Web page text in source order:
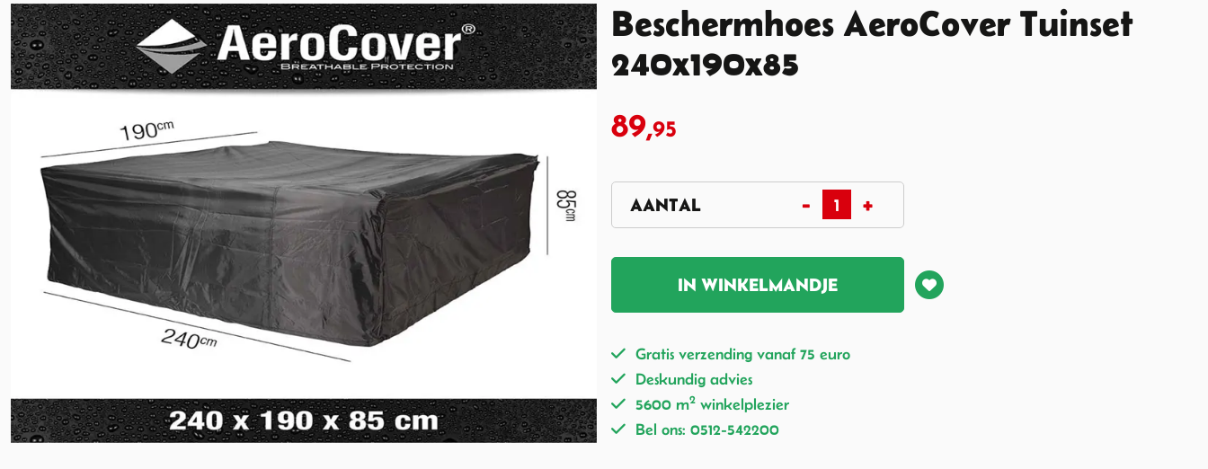
Beschermhoes AeroCover Tuinset
240x190x85
89,95
IN WINKELMANDJE
Gratis verzending vanaf 75 euro
Deskundig advies
5600 m2 winkelplezier
Bel ons: 0512-542200